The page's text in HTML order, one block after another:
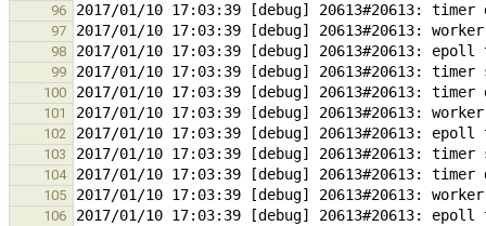
96
97
98
99
100
101
102
103
104
105
106